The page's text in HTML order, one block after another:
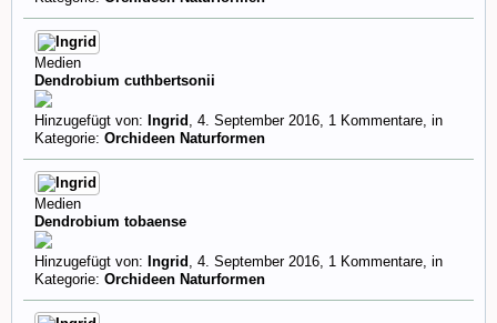
Medien
Dendrobium cuthbertsonii
Hinzugefügt von: Ingrid , 4. September 2016, 1 Kommentare, in
Kategorie: Orchideen Naturformen
Medien
Dendrobium tobaense
Hinzugefügt von: Ingrid , 4. September 2016, 1 Kommentare, in
Kategorie: Orchideen Naturformen